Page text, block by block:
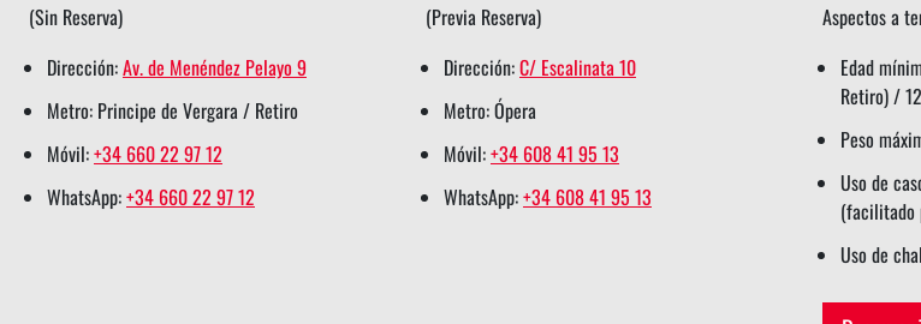
r
s
h
a
o
k
s
h
i
n
h
a
p
p
s
(Sin Reserva)
Dirección:Av. de Menéndez Pelayo 9
Metro: Principe de Vergara / Retiro
Móvil:+34 660 22 97 12
WhatsApp:+34 660 22 97 12
(Previa Reserva)
Dirección:C/ Escalinata 10
Metro: Ópera
Móvil:+34 608 41 95 13
WhatsApp:+34 608 41 95 13
Aspectos a
Edad
Retiro) /
Peso
Uso de
(facilitado
Uso de